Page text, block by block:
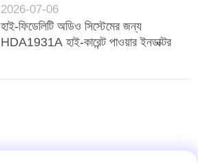
2026-07-06
হাই-ফিডেলিটি অডিও সিস্টেমের জন্য
HDA1931A হাই-কারেন্ট পাওয়ার ইনডাক্টর